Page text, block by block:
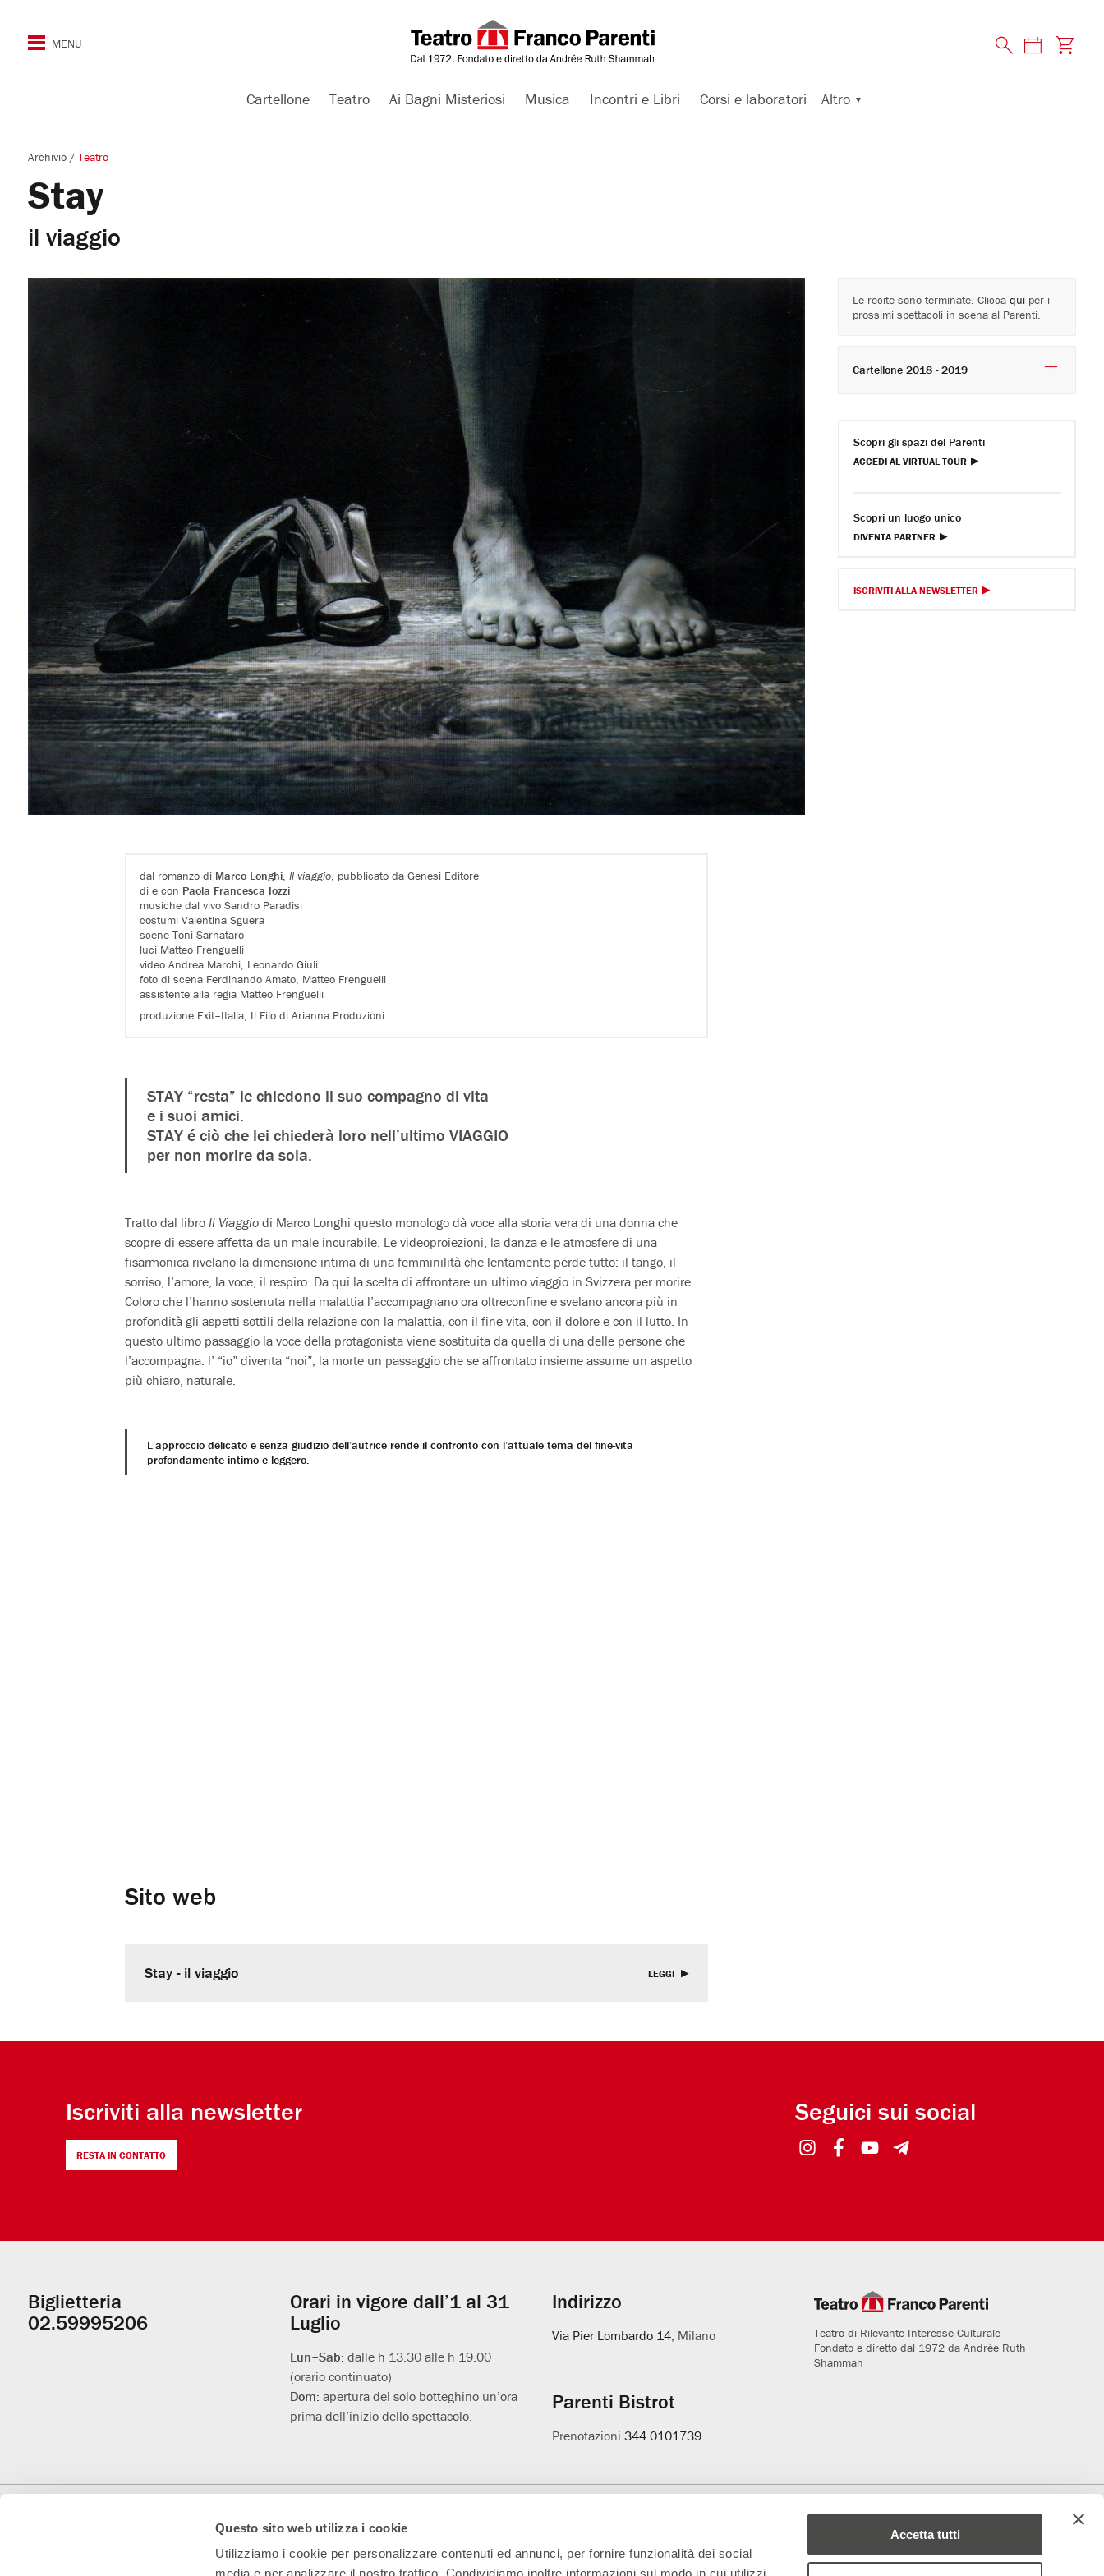
Questo sito web utilizza i cookie
Utilizziamo i cookie per personalizzare contenuti ed annunci, per fornire funzionalità dei social
Accetta tutti
Cartellone Teatro Ai Bagni Misteriosi Musica Incontri e Libri Corsi e laboratori Altro
Archivio / Teatro
Stay
il viaggio
dal romanzo di Marco Longhi,Il viaggio, pubblicato da Genesi Editore
di e con Paola Francesca Iozzi
musiche dal vivo Sandro Paradisi
costumi Valentina Sguera
scene Toni Sarnataro
luci Matteo Frenguelli
video Andrea Marchi, Leonardo Giuli
foto di scena Ferdinando Amato, Matteo Frenguelli
assistente alla regia Matteo Frenguelli
produzione Exit–Italia, Il Filo di Arianna Produzioni
STAY “resta” le chiedono il suo compagno di vita
e i suoi amici.
STAY é ciò che lei chiederà loro nell’ultimo VIAGGIO
per non morire da sola.
Tratto dal libro Il Viaggio di Marco Longhi questo monologo dà voce alla storia vera di una donna che
scopre di essere affetta da un male incurabile. Le videoproiezioni, la danza e le atmosfere di una
fisarmonica rivelano la dimensione intima di una femminilità che lentamente perde tutto: il tango, il
sorriso, l’amore, la voce, il respiro. Da qui la scelta di affrontare un ultimo viaggio in Svizzera per morire.
Coloro che l’hanno sostenuta nella malattia l’accompagnano ora oltreconfine e svelano ancora più in
profondità gli aspetti sottili della relazione con la malattia, con il fine vita, con il dolore e con il lutto. In
questo ultimo passaggio la voce della protagonista viene sostituita da quella di una delle persone che
l’accompagna: l’ “io” diventa “noi”, la morte un passaggio che se affrontato insieme assume un aspetto
più chiaro, naturale.
L’approccio delicato e senza giudizio dell’autrice rende il confronto con l’attuale tema del fine-vita
profondamente intimo e leggero.
Sito web
Stay - il viaggio LEGGI
Le recite sono terminate. Clicca quiper i
prossimi spettacoli in scena al Parenti.
Cartellone 2018 - 2019
Scopri gli spazi del Parenti
ACCEDI AL VIRTUAL TOUR
Scopri un luogo unico
DIVENTA PARTNER
ISCRIVITI ALLA NEWSLETTER
Iscriviti alla newsletter
RESTA IN CONTATTO
Seguici sui social
Informazioni
utili
Biglietteria
02.59995206
Orari in vigore dall’1 al 31
Luglio
Lun–Sab: dalle h 13.30 alle h 19.00
(orario continuato)
Dom: apertura del solo botteghino un’ora
prima dell’inizio dello spettacolo.
Indirizzo
Via Pier Lombardo 14 , Milano
Parenti Bistrot
Prenotazioni 344.0101739
Teatro di Rilevante Interesse Culturale
Fondato e diretto dal 1972 da Andrée Ruth
Shammah
Con il sostegno di Teatro Convenzionato Main Partner Media Partner